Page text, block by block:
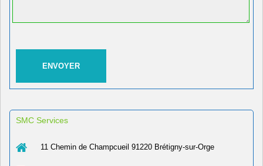
SMC Services
11 Chemin de Champcueil 91220 Brétigny-sur-Orge